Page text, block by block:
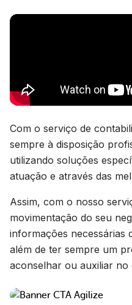
Com o serviço de
sempre à disposição
utilizando soluções
atuação e através das
Assim, com o nosso
movimentação do seu
informações necessárias
além de ter sempre um
aconselhar ou auxiliar no